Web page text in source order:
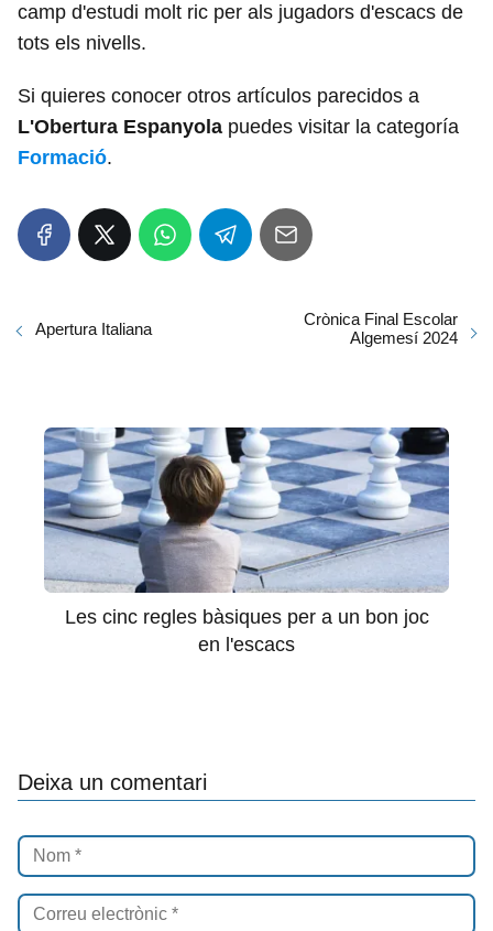
camp d'estudi molt ric per als jugadors d'escacs de
tots els nivells.
Si quieres conocer otros artículos parecidos a
L'Obertura Espanyola puedes visitar la categoría
Formació.
Apertura Italiana
Crònica Final Escolar
Algemesí 2024
Les cinc regles bàsiques per a un bon joc
en l'escacs
Deixa un comentari